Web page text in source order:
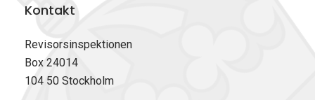
Kontakt
Revisorsinspektionen
Box 24014
104 50 Stockholm